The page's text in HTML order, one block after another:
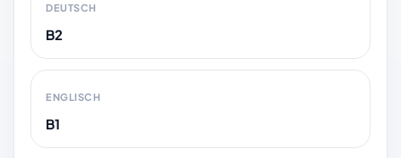
DEUTSCH
B2
ENGLISCH
B1